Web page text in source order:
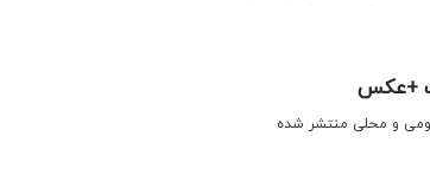
+عکس
بومی و محلی منتشر شده